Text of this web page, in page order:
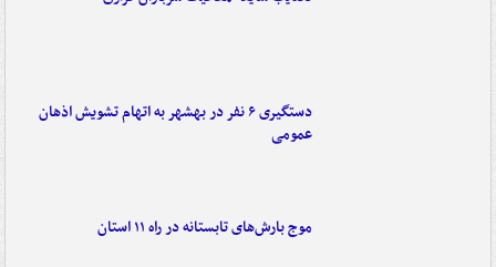
دستگیری ۶ نفر در بهشهر به اتهام تشویش اذهان
عمومی
موج بارش‌های تابستانه در راه ۱۱ استان